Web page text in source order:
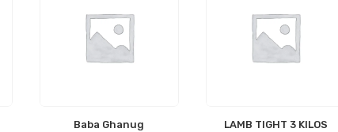
LAMB TIGHT 3 KILOS
Baba Ghanug